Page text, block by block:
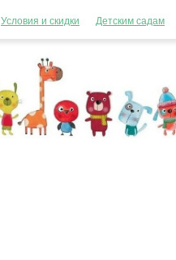
Условия и скидки Детским садам